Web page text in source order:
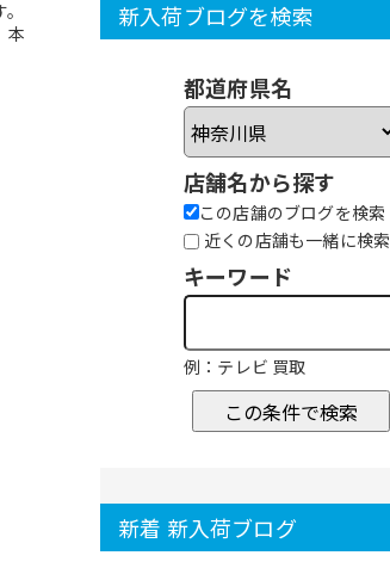
本
新入荷ブログを検索
都道府県名
店舗名から探す
この店舗のブログを検索
近くの店舗も一緒に検索
キーワード
例：テレビ 買取
この条件で検索
新着 新入荷ブログ